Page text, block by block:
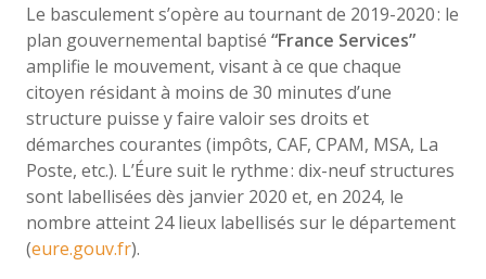
Le basculement s’opère au tournant de 2019-2020 : le
plan gouvernemental baptisé “France Services”
amplifie le mouvement, visant à ce que chaque
citoyen résidant à moins de 30 minutes d’une
structure puisse y faire valoir ses droits et
démarches courantes (impôts, CAF, CPAM, MSA, La
Poste, etc.). L’Éure suit le rythme : dix-neuf structures
sont labellisées dès janvier 2020 et, en 2024, le
nombre atteint 24 lieux labellisés sur le département
(eure.gouv.fr).